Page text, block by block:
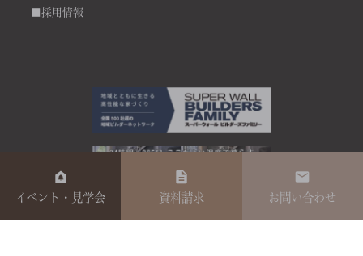
■採用情報
イベント・見学会 資料請求 お問い合わせ